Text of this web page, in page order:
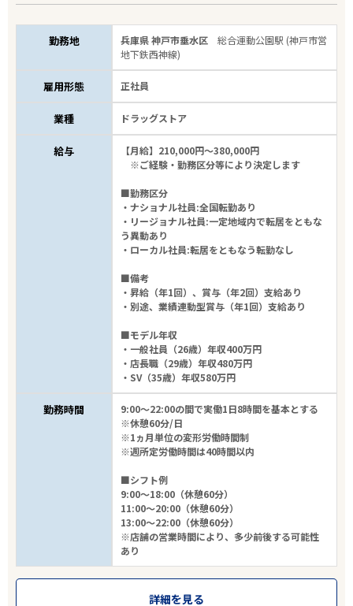
勤務地 兵庫県 神戸市垂水区総合運動公園駅 (神戸市営
地下鉄西神線)
雇用形態 正社員
業種 ドラッグストア
給与
【月給】210,000円～380,000円
※ご経験・勤務区分等により決定します
■勤務区分
・ナショナル社員:全国転勤あり
・リージョナル社員:一定地域内で転居をともな
う異動あり
・ローカル社員:転居をともなう転勤なし
■備考
・昇給（年1回）、賞与（年2回）支給あり
・別途、業績連動型賞与（年1回）支給あり
■モデル年収
・一般社員（26歳）年収400万円
・店長職（29歳）年収480万円
・SV（35歳）年収580万円
勤務時間
9:00～22:00の間で実働1日8時間を基本とする
※休憩60分/日
※1ヵ月単位の変形労働時間制
※週所定労働時間は40時間以内
■シフト例
9:00～18:00（休憩60分）
11:00～20:00（休憩60分）
13:00～22:00（休憩60分）
※店舗の営業時間により、多少前後する可能性
あり
詳細を見る